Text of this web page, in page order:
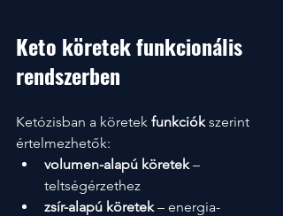
Keto köretek funkcionális
rendszerben
Ketózisban a köretek funkciók szerint
értelmezhetők:
volumen-alapú köretek –
teltségérzethez
zsír-alapú köretek – energia-